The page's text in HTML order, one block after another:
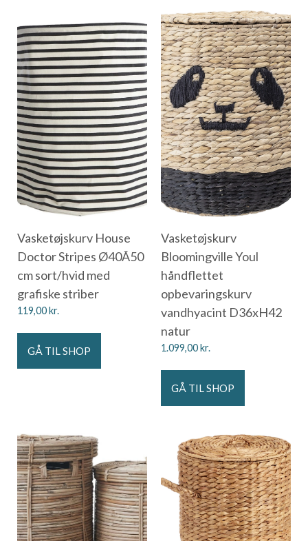
Vasketøjskurv House
Doctor Stripes Ø40Ã50
cm sort/hvid med
grafiske striber
119,00kr.
GÅ TIL SHOP
Vasketøjskurv
Bloomingville Youl
håndflettet
opbevaringskurv
vandhyacint D36xH42
natur
1.099,00kr.
GÅ TIL SHOP